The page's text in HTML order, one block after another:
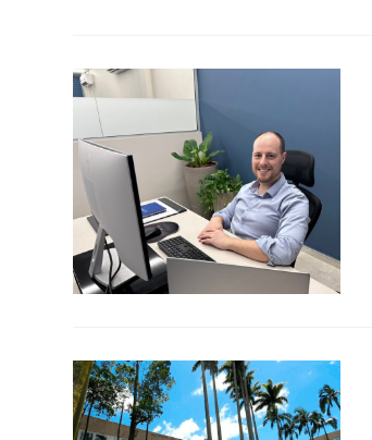
Precisão
Automação
Conectividade
Commerce
Informatização